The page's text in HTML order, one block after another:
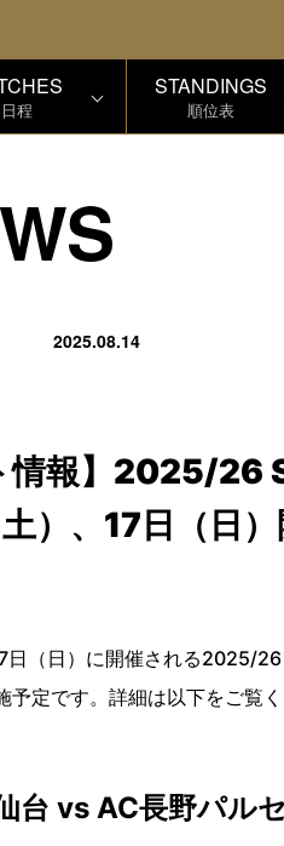
日程
STANDINGS
順位表
2025.08.14
情報】2025/26
）、17日（日
日（日）に開催される2025/
予定です。詳細は以下をご覧
台 vs AC長野パル